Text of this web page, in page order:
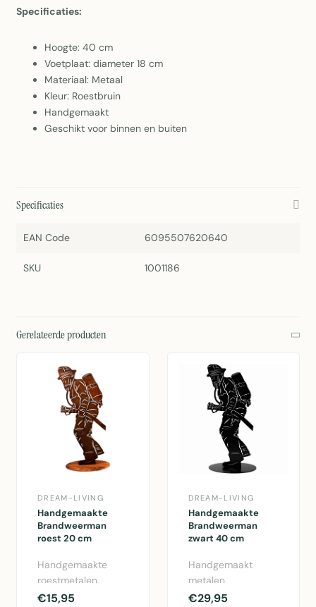
Specificaties:
Hoogte: 40 cm
Voetplaat: diameter 18 cm
Materiaal: Metaal
Kleur: Roestbruin
Handgemaakt
Geschikt voor binnen en buiten
Specificaties
EAN Code 6095507620640
SKU 1001186
Gerelateerde producten
DREAM-LIVING
Handgemaakte
Brandweerman
roest 20 cm
Handgemaakte
roestmetalen
brandweerman
€15,95
DREAM-LIVING
Handgemaakte
Brandweerman
zwart 40 cm
Handgemaakt
metalen
brandweermanbeeld
€29,95